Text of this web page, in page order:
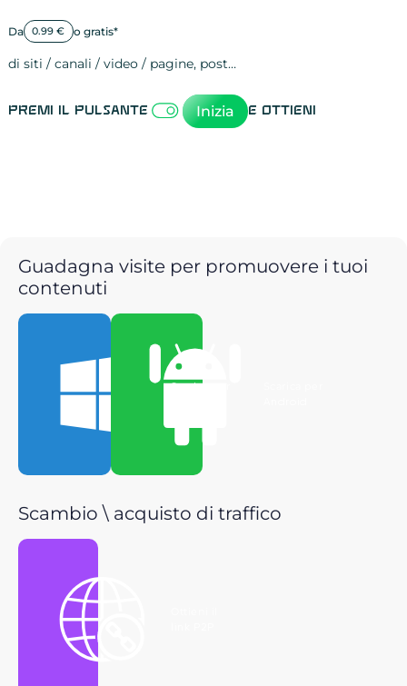
Da 0.99 € o gratis*
di siti / canali / video / pagine, post…
Premi il pulsante Inizia e ottieni
Guadagna visite per promuovere i tuoi
contenuti
Scarica per
Scambio \ acquisto di traffico